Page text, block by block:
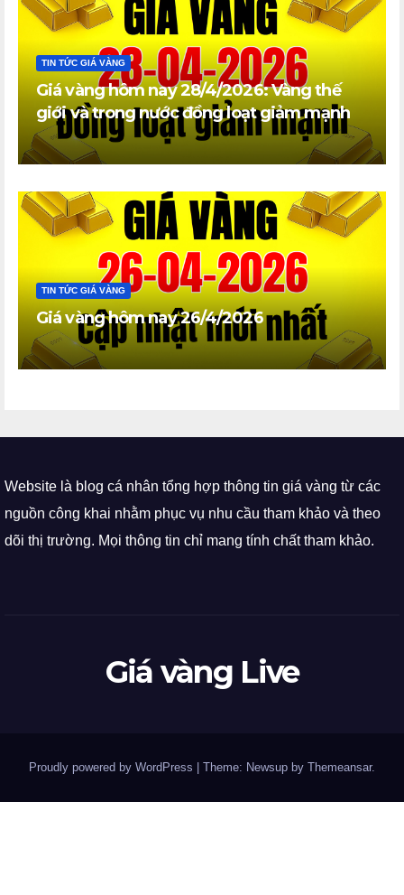
TIN TỨC GIÁ VÀNG
Giá vàng hôm nay 28/4/2026: Vàng thế
giới và trong nước đồng loạt giảm mạnh
TIN TỨC GIÁ VÀNG
Giá vàng hôm nay 26/4/2026
Website là blog cá nhân tổng hợp thông tin giá vàng từ các
nguồn công khai nhằm phục vụ nhu cầu tham khảo và theo
dõi thị trường. Mọi thông tin chỉ mang tính chất tham khảo.
Giá vàng Live
Proudly powered by WordPress Theme: Newsup by Themeansar.